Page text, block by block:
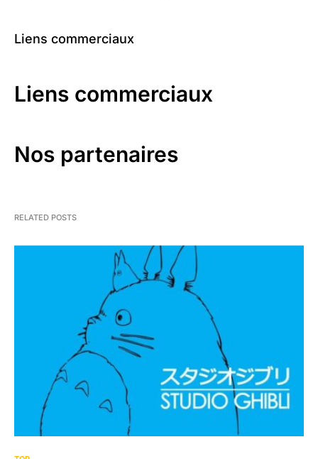
Liens commerciaux
Liens commerciaux
Nos partenaires
RELATED POSTS